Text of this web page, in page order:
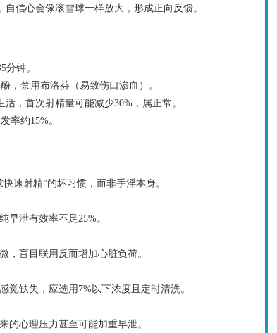
信心会像滚雪球一样放大，形成正向反馈。
钟。
，禁用布洛芬（易致伤口渗血）。
，首次射精量可能减少30%，属正常。
率约15%。
速射精”的坏习惯，而非手淫本身。
早泄有效率不足25%。
，盲目联用反而增加心脏负荷。
缺失，应选用7%以下浓度且定时清洗。
的心理压力甚至可能加重早泄。